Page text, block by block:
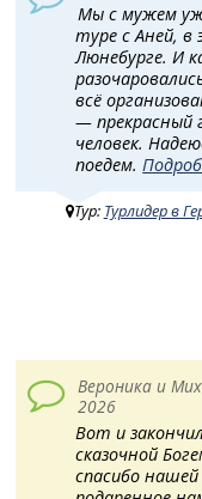
Мы с мужем
туре с Аней,
Люнебурге. И
всё
— прекрасный
человек.
поедем.
Тур: Турлидер в
Вероника и
2026
Вот и
сказочной
спасибо нашей